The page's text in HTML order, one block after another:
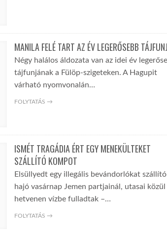
MANILA FELÉ TART AZ ÉV LEGERŐSEBB
Négy halálos áldozata van az idei év
tájfunjának a Fülöp-szigeteken. A Hagupit
várható nyomvonalán…
FOLYTATÁS →
ISMÉT TRAGÁDIA ÉRT EGY MENEKÜLTEKET
SZÁLLÍTÓ KOMPOT
Elsüllyedt egy illegális bevándorlókat szállító
hajó vasárnap Jemen partjainál, utasai közül
hetvenen vízbe fulladtak –…
FOLYTATÁS →